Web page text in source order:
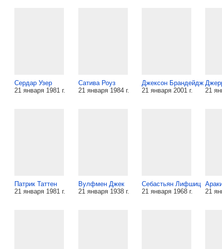
Сердар Узер
21 января 1981 г.
Сатива Роуз
21 января 1984 г.
Джексон Брандейдж
21 января 2001 г.
21
Патрик Таттен
21 января 1981 г.
Вулфмен Джек
21 января 1938 г.
Себастьян Лифшиц
21 января 1968 г.
21